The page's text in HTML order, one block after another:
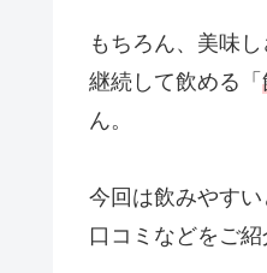
もちろん、美味
継続して飲める「
ん。
今回は飲みやす
口コミなどをご紹